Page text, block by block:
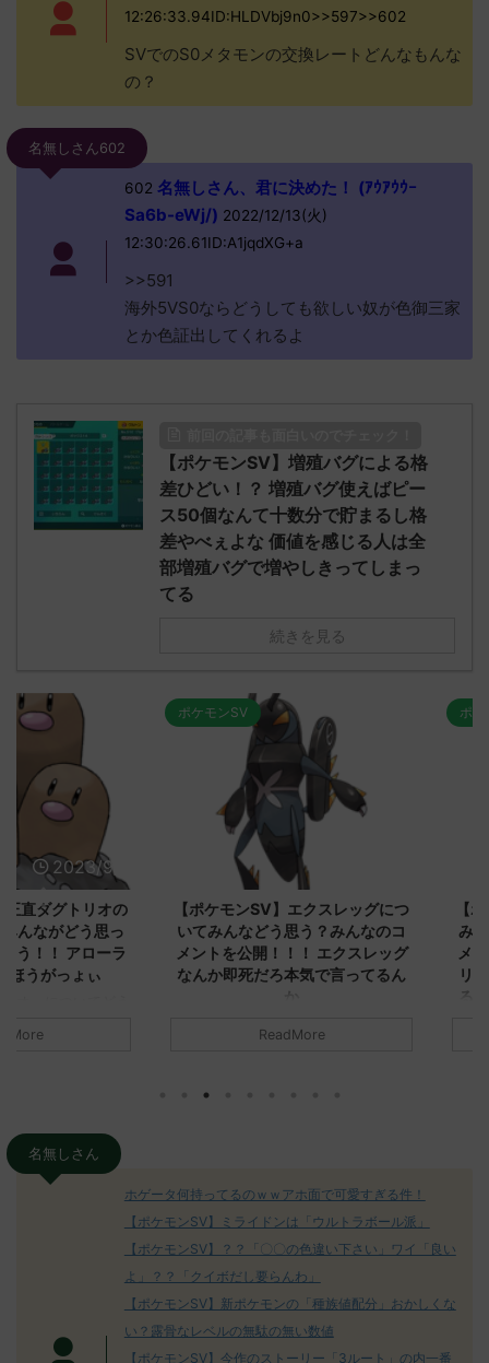
12:26:33.94ID:HLDVbj9n0>>597>>602
SVでのS0メタモンの交換レートどんなもんな
の？
名無しさん602
602 名無しさん、君に決めた！ (ｱｳｱｳｳｰ
Sa6b-eWj/) 2022/12/13(火)
12:30:26.61ID:A1jqdXG+a
>>591
海外5VS0ならどうしても欲しい奴が色御三家
とか色証出してくれるよ
【ポケモンSV】増殖バグによる格
差ひどい！？ 増殖バグ使えばピー
ス50個なんて十数分で貯まるし格
差やべぇよな 価値を感じる人は全
部増殖バグで増やしきってしまっ
てる
続きを見る
2023/9/8
トリオの
どう思っ
アローラ
っょぃ
test/re
リージョ
ただダグト
れたウミト
ポケモンSV
2023/9/8
【ポケモンSV】エクスレッグにつ
いてみんなどう思う？みんなのコ
メントを公開！！！ エクスレッグ
なんか即死だろ本気で言ってるん
う思ってる？ 初めの記事 元のス
ッグヘルムかっこいいから助かる 名
決めた！ (ﾜｯﾁｮｲW b524-NwUu)
2023/06/28(水 ...
ReadMore
ポケモンSV
【ポケモ
みんなど
メントを
リーはバ
るよりビ
たラウドボ
しさん0624
名無しさん
ホゲータ何持ってるのｗｗアホ面で可愛すぎる件！
【ポケモンSV】ミライドンは「ウルトラボール派」
【ポケモンSV】？？「〇〇の色違い下さい」ワイ「良い
よ」？？「クイボだし要らんわ」
【ポケモンSV】新ポケモンの「種族値配分」おかしくな
い？露骨なレベルの無駄の無い数値
【ポケモンSV】今作のストーリー「3ルート」の内一番